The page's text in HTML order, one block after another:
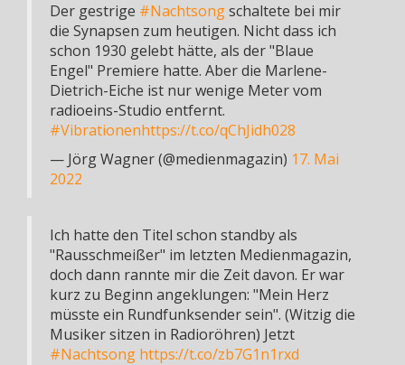
Der gestrige #Nachtsongschaltete bei mir
die Synapsen zum heutigen. Nicht dass ich
schon 1930 gelebt hätte, als der "Blaue
Engel" Premiere hatte. Aber die Marlene-
Dietrich-Eiche ist nur wenige Meter vom
radioeins-Studio entfernt.
#Vibrationenhttps://t.co/qChJidh028
— Jörg Wagner (@medienmagazin) 17. Mai
2022
Ich hatte den Titel schon standby als
"Rausschmeißer" im letzten Medienmagazin,
doch dann rannte mir die Zeit davon. Er war
kurz zu Beginn angeklungen: "Mein Herz
müsste ein Rundfunksender sein". (Witzig die
Musiker sitzen in Radioröhren) Jetzt
#Nachtsong https://t.co/zb7G1n1rxd